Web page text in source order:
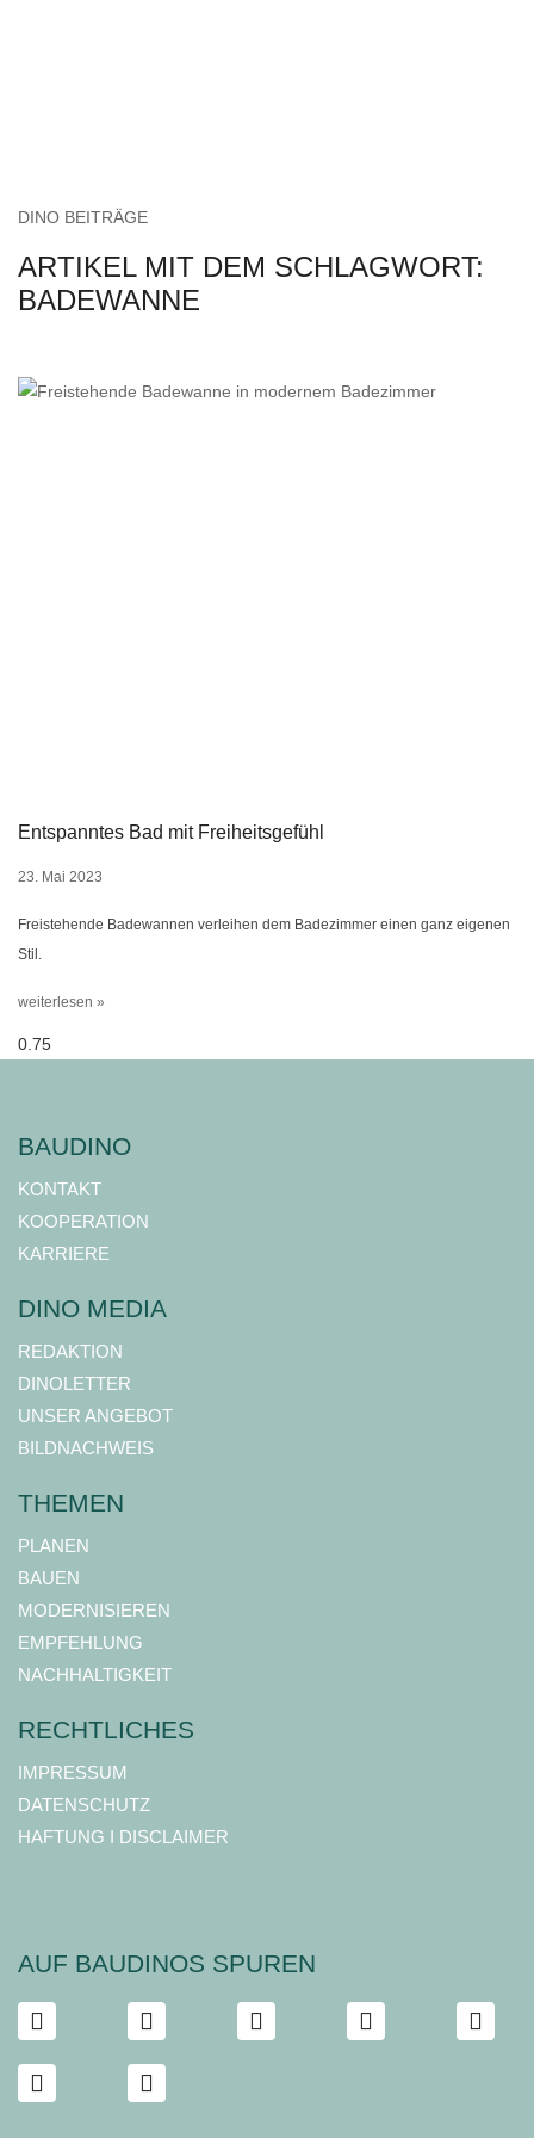
DINO BEITRÄGE
ARTIKEL MIT DEM SCHLAGWORT:
BADEWANNE
Entspanntes Bad mit Freiheitsgefühl
23. Mai 2023
Freistehende Badewannen verleihen dem Badezimmer einen ganz eigenen
Stil.
weiterlesen »
BAUDINO
KONTAKT
KOOPERATION
KARRIERE
DINO MEDIA
REDAKTION
DINOLETTER
UNSER ANGEBOT
BILDNACHWEIS
THEMEN
PLANEN
BAUEN
MODERNISIEREN
EMPFEHLUNG
NACHHALTIGKEIT
RECHTLICHES
IMPRESSUM
DATENSCHUTZ
HAFTUNG I DISCLAIMER
AUF BAUDINOS SPUREN